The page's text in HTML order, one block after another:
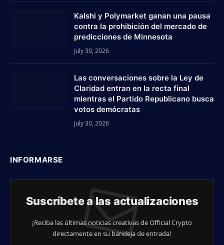
Kalshi y Polymarket ganan una pausa
contra la prohibición del mercado de
predicciones de Minnesota
July 30, 2026
Las conversaciones sobre la Ley de
Claridad entran en la recta final
mientras el Partido Republicano busca
votos demócratas
July 30, 2026
INFORMARSE
Suscríbete a las actualizaciones
¡Reciba las últimas noticias creativas de Official Crypto
directamente en su bandeja de entrada!